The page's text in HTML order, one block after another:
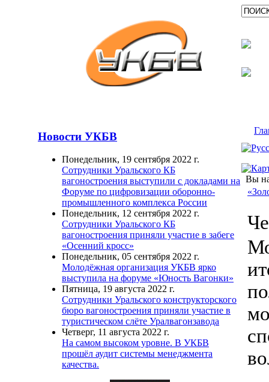
Новости УКБВ
Понедельник, 19 сентября 2022 г.
Сотрудники Уральского КБ
вагоностроения выступили с докладами на
Форуме по цифровизации оборонно-
промышленного комплекса России
Понедельник, 12 сентября 2022 г.
Сотрудники Уральского КБ
вагоностроения приняли участие в забеге
«Осенний кросс»
Понедельник, 05 сентября 2022 г.
Молодёжная организация УКБВ ярко
выступила на форуме «Юность Вагонки»
Пятница, 19 августа 2022 г.
Сотрудники Уральского конструкторского
бюро вагоностроения приняли участие в
туристическом слёте Уралвагонзавода
Четверг, 11 августа 2022 г.
На самом высоком уровне. В УКБВ
прошёл аудит системы менеджмента
качества.
Вы